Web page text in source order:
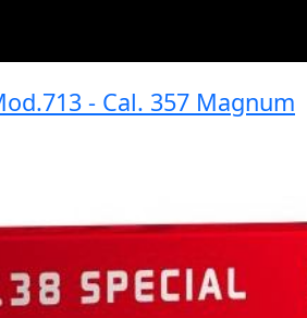
- Cal. 357 Magnum